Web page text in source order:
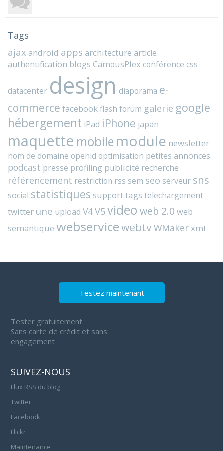
Tags
ajax android apps architecture article
authentification blogs CampusPlex conférence css
datacenter design diaporama e-
commerce facebookflash forum galerie google
hébergement iPad iPhone japan
maquette mobile module newsletter
nom de domaine openid optimisation petites annonces
podcast presse profiling publicité recherche
référencement restriction rss sem seo serveur sns
social statistiques supporttags telechargement
twitter une upload V4V5video web 2.0 web
semantique webservicewebtvWMakerxml
Testez maintenant
Tester gratuitement
Sans carte de crédit et sans
engagement
SUIVEZ-NOUS
Flux RSS du blog
Twitter
Facebook
Flickr
Maintenance